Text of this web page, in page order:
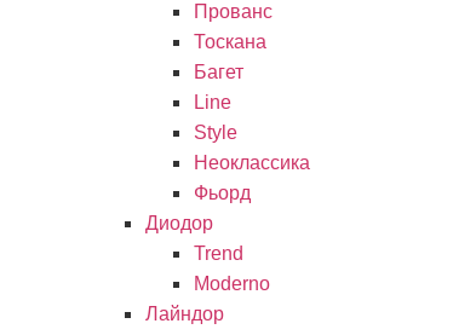
Прованc
Тоскана
Багет
Line
Style
Неоклассика
Фьорд
Диодор
Trend
Moderno
Лайндор